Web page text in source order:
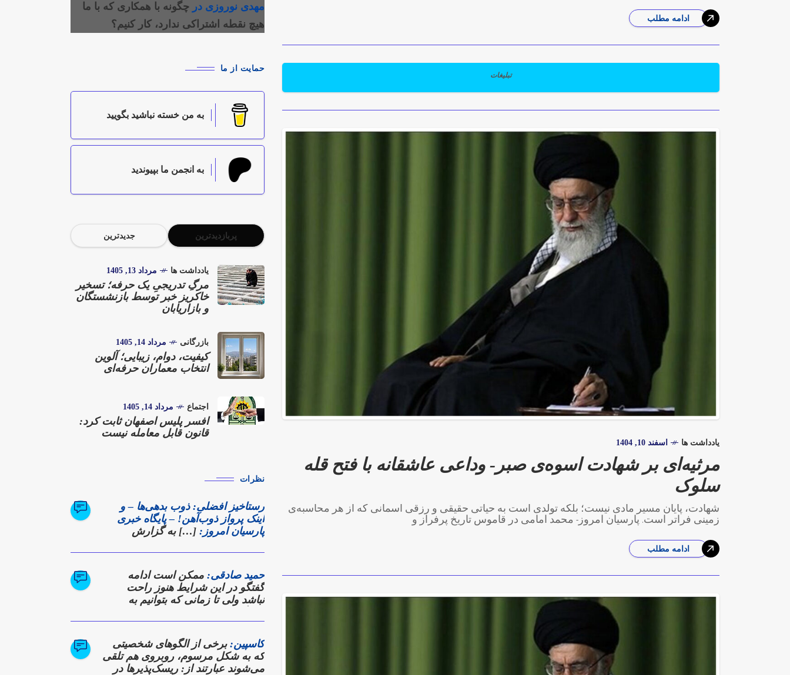
ادامه مطلب
تبلیغات
یادداشت ها اسفند 10, 1404
مرثیه‌ای بر شهادت اسوه‌ی صبر- وداعی عاشقانه با فتح قله
سلوک
شهادت، پایان مسیر مادی نیست؛ بلکه تولدی است به حیاتی حقیقی و رزقی آسمانی که از هر محاسبه‌ی
زمینی فراتر است. پارسیان امروز- محمد امامی در قاموس تاریخ پرفراز و
ادامه مطلب
مهدی نوروزی در چگونه با همکاری که با ما
هیچ نقطه اشتراکی ندارد، کار کنیم؟
حمایت از ما
به من خسته نباشید بگویید
به انجمن ما بپیوندید
پربازدیدترین جدیدترین
یادداشت ها مرداد 13, 1405
مرگِ تدریجیِ یک حرفه؛ تسخیر
خاکریز خبر توسط بازنشستگان
و بازاریابان
بازرگانی مرداد 14, 1405
کیفیت، دوام، زیبایی؛ آلوین
انتخاب معماران حرفه‌ای
اجتماع مرداد 14, 1405
افسر پلیس اصفهان ثابت کرد:
قانون قابل معامله نیست
نظرات
رستاخیز افضلی: ذوب بدهی‌ها – و
اینک پرواز ذوب‌آهن! – پایگاه خبری
پارسیان امروز: […] به گزارش
تالار آهن شرکت برگزار شد، نه تنها
گزارشی از دستاوردها بود، بلکه
وعده‌ای برای بازگشت ذوب‌آهن به
روزهای اوج تولید و سودآوری به شمار
می‌رفت. […]
حمید صادقی: ممکن است ادامه
گفتگو در این شرایط هنوز راحت
نباشد ولی تا زمانی که بتوانیم به
درکی از دیدگاه دیگری برسیم
کاسپین:برخی از الگوهای شخصیتی
که به شکل مرسوم، روبروی هم تلقی
می‌شوند عبارتند از: ریسک‌پذیرها در